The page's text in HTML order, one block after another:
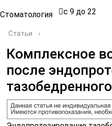
Стоматология с 9 до 22
Статьи ›
Комплексное
после